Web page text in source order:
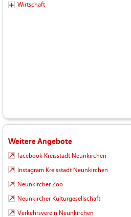
Wirtschaft
Weitere Angebote
facebook Kreisstadt Neunkirchen
Instagram Kreisstadt Neunkirchen
Neunkircher Zoo
Neunkircher Kulturgesellschaft
Verkehrsverein Neunkirchen